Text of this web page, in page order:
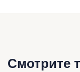
Смотрите